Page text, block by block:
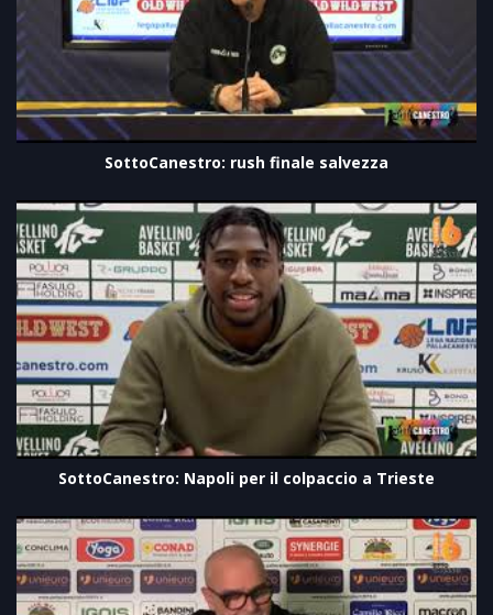
SottoCanestro: rush finale salvezza
SottoCanestro: Napoli per il colpaccio a Trieste